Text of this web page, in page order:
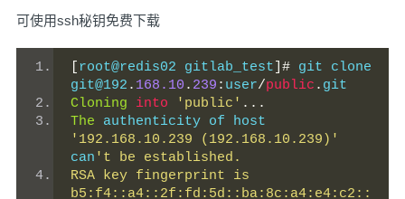
可使用ssh秘钥免费下载
root@redis02 gitlab_test ]# git clone
git@192 . 168.10 . 239 : user/public . git
Cloning
into 'public' ...
The
'192.168.10.239 (192.168.10.239)'
can 't be established.
RSA key fingerprint is
b5:f4::a4::2f:fd:5d::ba:8c:a4:e4:c2::